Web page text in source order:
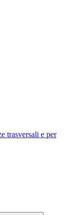
trasversali e per